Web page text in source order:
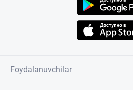
Foydalanuvchilar